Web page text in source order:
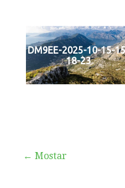
DM9EE-2025-10-15-
18-23
Beitragsnavigation
← Mostar